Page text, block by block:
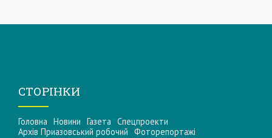
СТОРІНКИ
Головна Новини Газета Спецпроекти
Архів Приазовський робочий Фоторепортажі